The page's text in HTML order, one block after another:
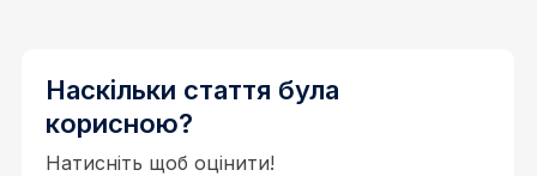
Наскільки стаття була
корисною?
Натисніть щоб оцінити!